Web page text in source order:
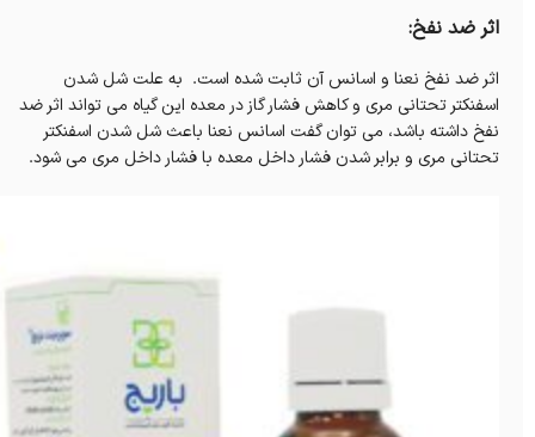
اثر ضد نفخ:
اثر ضد نفخ نعنا و اسانس آن ثابت شده است. به علت شل شدن
اسفنکتر تحتانی مری و کاهش فشار گاز در معده این گیاه می تواند اثر ضد
نفخ داشته باشد، می توان گفت اسانس نعنا باعث شل شدن اسفنکتر
تحتانی مری و برابر شدن فشار داخل معده با فشار داخل مری می شود.